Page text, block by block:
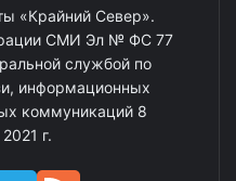
«Крайний Север».
СМИ Эл № ФС 77
службой по
информационных
коммуникаций 8
г.